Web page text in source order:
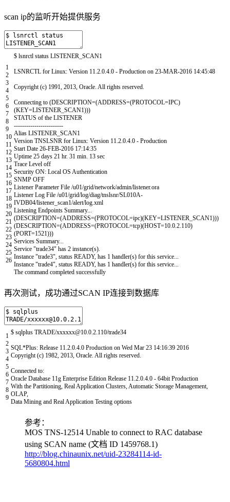
scan ip的监听开始提供服务
1
2
3
4
5
6
7
8
9
10
11
12
13
14
15
16
17
18
19
20
21
22
23
24
25
26
$ lsnrctl status LISTENER_SCAN1
LSNRCTL for Linux: Version 11.2.0.4.0 - Production on 23-MAR-2016 14:45:48
Copyright (c) 1991 2013 Oracle All rights reserved
Connecting to (DESCRIPTION=(ADDRESS=(PROTOCOL=IPC)
(KEY=LISTENER_SCAN1)))
STATUS of the LISTENER
------------------------
Alias LISTENER_SCAN1
Version TNSLSNR for Linux: Version 11.2.0.4.0 - Production
Start Date 26-FEB-2016 17:14:35
Uptime 25 days 21 hr. 31 min 13 sec
Trace Level off
Security ON: Local OS Authentication
SNMP OFF
Listener Parameter File /u01/grid/network/admin/listener.ora
Listener Log File /u01/grid/log/diag/tnslsnr/SL010A-
IVDB04/listener_scan1/alert/log xml
Listening Endpoints Summary.
(DESCRIPTION=(ADDRESS=(PROTOCOL=ipc)(KEY=LISTENER_SCAN1)))
(DESCRIPTION=(ADDRESS=(PROTOCOL=tcp)(HOST=10.0.2.110)
(PORT=1521)))
Services Summary.
Service "trade34" has 2 instance(s)
Instance "trade3" status READY, has 1 handler(s) for this service
Instance "trade4" status READY, has 1 handler(s) for this service
The command completed successfully
再次测试，成功通过SCAN IP连接到数据库
1
2
3
4
5
6
7
8
9
$ sqlplus TRADE/xxxxxx@10.0.2.110/trade34
SQL*Plus: Release 11.2.0.4.0 Production on Wed Mar 23 14:16:39 2016
Copyright (c) 1982 2013 Oracle All rights reserved
Connected to:
Oracle Database 11g Enterprise Edition Release 11.2.0.4.0 - 64bit Production
With the Partitioning Real Application Clusters Automatic Storage Management
OLAP,
Data Mining and Real Application Testing options
参考：
MOS TNS-12514 Unable to connect to RAC database
using SCAN name (文档 ID 1459768.1)
http://blog.chinaunix.net/uid-23284114-id-
5680804.html